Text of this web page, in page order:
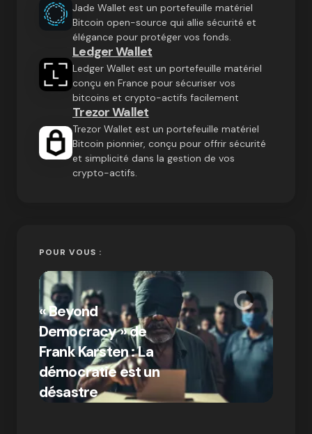
Jade Wallet est un portefeuille matériel
Bitcoin open-source qui allie sécurité et
élégance pour protéger vos fonds.
Ledger Wallet
Ledger Wallet est un portefeuille matériel
conçu en France pour sécuriser vos
bitcoins et crypto-actifs facilement
Trezor Wallet
Trezor Wallet est un portefeuille matériel
Bitcoin pionnier, conçu pour offrir sécurité
et simplicité dans la gestion de vos
crypto-actifs.
POUR VOUS :
« Beyond
Democracy » de
Frank Karsten : La
démocratie est un
désastre
par Ines Aissani
on 03/10/2024